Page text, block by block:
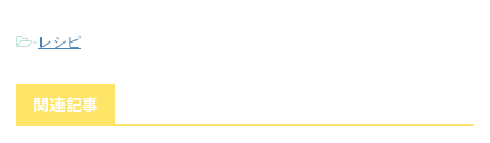
-レシピ
関連記事